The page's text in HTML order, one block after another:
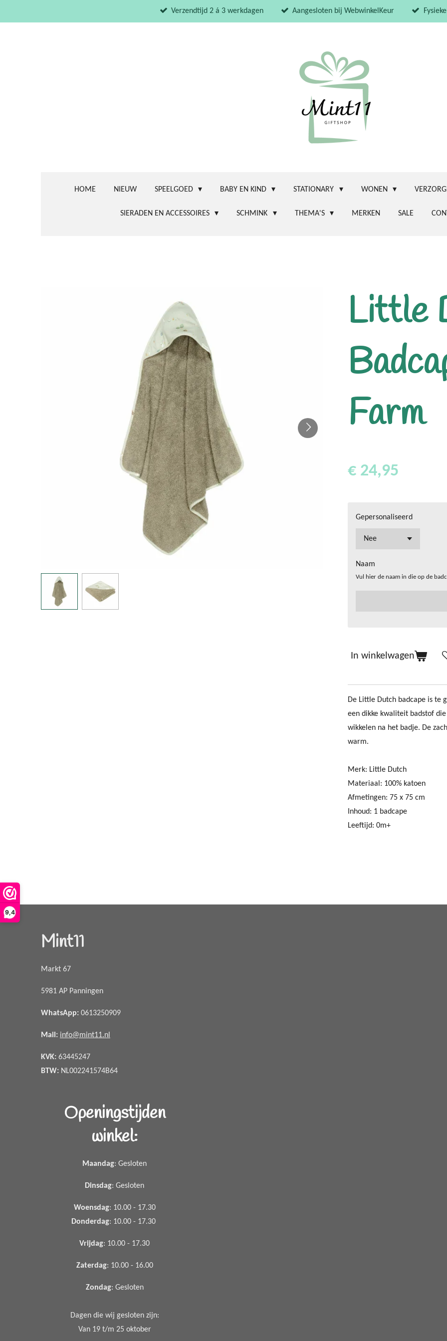
9,4
direct
Verzendtijd 2 á 3 werkdagen Aangesloten bij WebwinkelKeur
HOME NIEUW SPEELGOED BABY EN KIND STATIONARY WONEN
SIERADEN EN ACCESSOIRES SCHMINK THEMA'S MERKEN SALE
Little
Farm
€ 24,95
Gepersonaliseerd
Naam
Vul hier de naam in die op de
In winkelwagen
De Little Dutch badcape is te
een dikke kwaliteit badstof
wikkelen na het badje. De
warm.
Merk: Little Dutch
Materiaal: 100% katoen
Afmetingen: 75 x 75 cm
Inhoud: 1 badcape
Leeftijd: 0m+
Mint11
Markt 67
5981 AP Panningen
WhatsApp: 0613250909
Mail: info@mint11.nl
KVK: 63445247
BTW: NL002241574B64
Openingstijden
winkel:
Maandag: Gesloten
Dinsdag: Gesloten
Woensdag: 10.00 - 17.30
Donderdag: 10.00 - 17.30
Vrijdag: 10.00 - 17.30
Zaterdag: 10.00 - 16.00
Zondag: Gesloten
Dagen die wij gesloten zijn:
Van 19 t/m 25 oktober